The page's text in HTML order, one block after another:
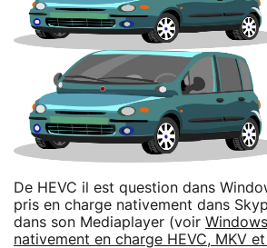
De HEVC il est question dans
pris en charge nativement dans
dans son Mediaplayer (voir
nativement en charge HEVC, MKV